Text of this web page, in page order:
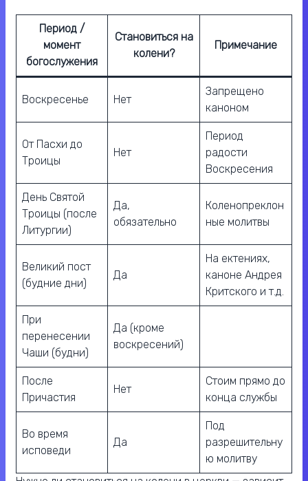
Период /
момент
богослужения
Становиться на
колени?
Примечание
Воскресенье Нет
Запрещено
каноном
От Пасхи до
Троицы
Нет
Период
радости
Воскресения
День Святой
Троицы (после
Литургии)
Да,
обязательно
Коленопреклон
ные молитвы
Великий пост
(будние дни)
Да
На ектениях,
каноне Андрея
Критского и т.д.
При
перенесении
Чаши (будни)
Да (кроме
воскресений)
После
Причастия
Нет
Стоим прямо до
конца службы
Во время
исповеди
Да
Под
разрешительну
ю молитву